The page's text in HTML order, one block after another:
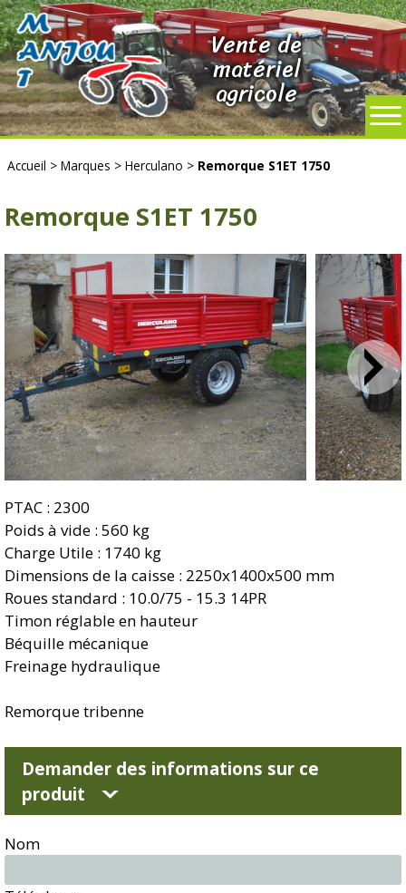
Vente de
matériel
agricole
Accueil >Marques >Herculano > Remorque S1ET 1750
Remorque S1ET 1750
PTAC : 2300
Poids à vide : 560 kg
Charge Utile : 1740 kg
Dimensions de la caisse : 2250x1400x500 mm
Roues standard : 10.0/75 - 15.3 14PR
Timon réglable en hauteur
Béquille mécanique
Freinage hydraulique
Remorque tribenne
Demander des informations sur ce
produit
Nom